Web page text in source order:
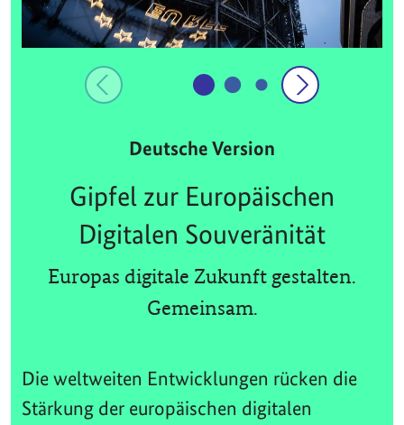
Deutsche Version
Gipfel zur Europäischen
Digitalen Souveränität
Europas digitale Zukunft gestalten.
Gemeinsam.
Die weltweiten Entwicklungen rücken die
Stärkung der europäischen digitalen